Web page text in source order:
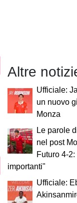
Altre
Ufficiale:
un nuovo
Monza
Le parole
nel post
Futuro 4-
importanti"
Ufficiale: